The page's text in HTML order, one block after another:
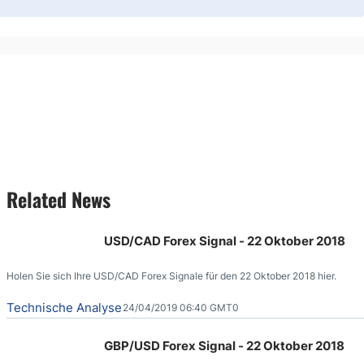
Related News
USD/CAD Forex Signal - 22 Oktober 2018
Holen Sie sich Ihre USD/CAD Forex Signale für den 22 Oktober 2018 hier.
Technische Analyse 24/04/2019 06:40 GMT0
GBP/USD Forex Signal - 22 Oktober 2018